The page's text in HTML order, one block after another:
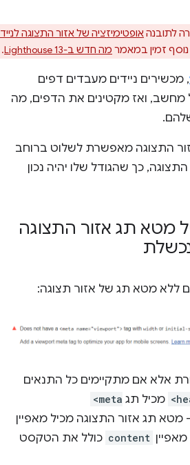
לתובנהאופטימיזציה של אזור התצוגה לנייד
מה חדש ב-Lighthouse 13 .
, מכשירים ניידים מעבדים דפים
מחשב, ואז מקטינים את הדפים, מה
התצוגה מאפשרת לשלוט ברוחב
התצוגה, כך שהגודל שלו יהיה נכון
מטא תג אזור התצוגה
ללא מטא תג של אזור תצוגה:
אלא אם מתקיימים כל התנאים
מכיל תג <meta
content כולל את הטקסט